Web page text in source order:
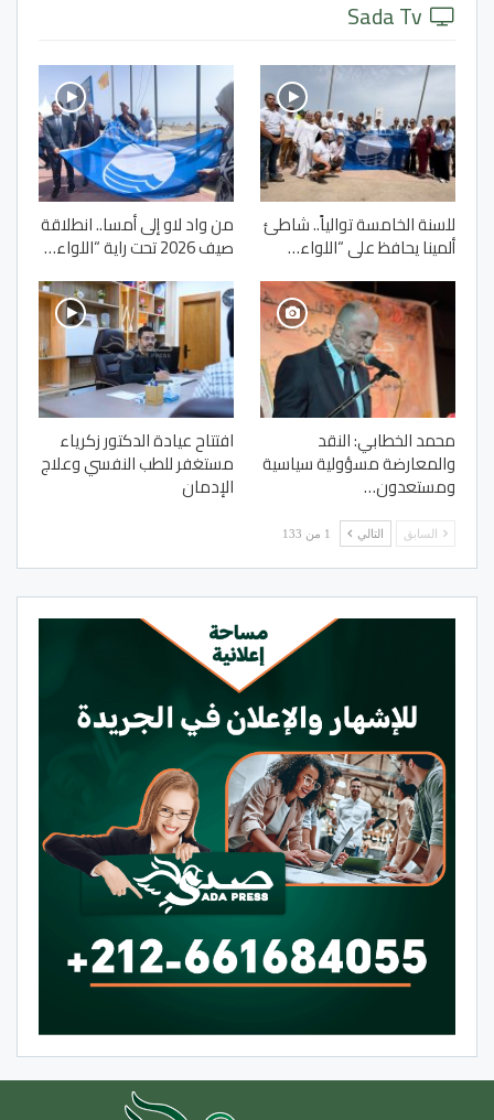
للسنة الخامسة توالياً.. شاطئ
ألمينا يحافظ على “اللواء…
من واد لاو إلى أمسا.. انطلاقة
صيف 2026 تحت راية “اللواء…
محمد الخطابي: النقد
والمعارضة مسؤولية سياسية
ومستعدون…
افتتاح عيادة الدكتور زكرياء
مستغفر للطب النفسي وعلاج
الإدمان
السابق التالي 1 من 133